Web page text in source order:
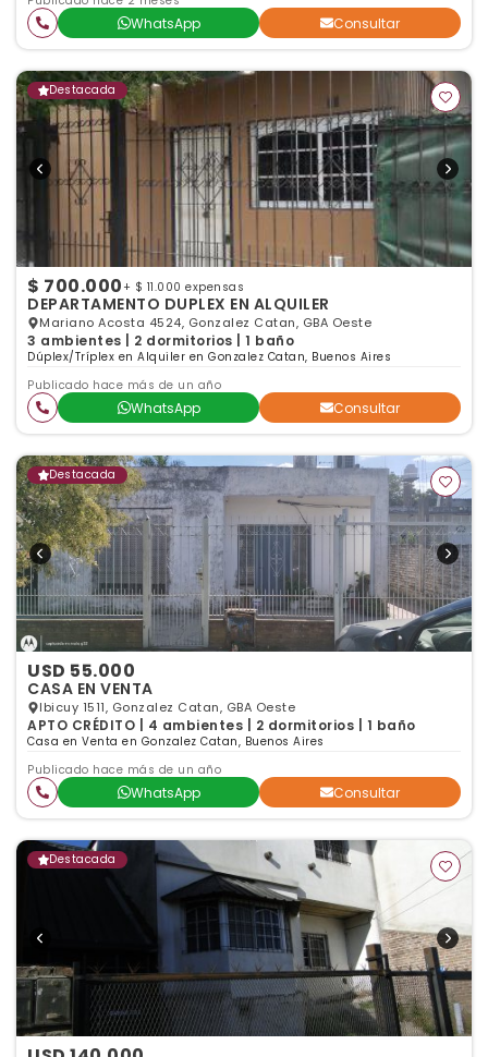
WhatsApp Consultar
Destacada
$ 700.000 + $ 11.000 expensas
DEPARTAMENTO DUPLEX EN ALQUILER
Mariano Acosta 4524, Gonzalez Catan, GBA Oeste
3 ambientes | 2 dormitorios | 1 baño
Dúplex/Tríplex en Alquiler en Gonzalez Catan, Buenos Aires
Publicado hace más de un año
WhatsApp Consultar
Destacada
USD 55.000
CASA EN VENTA
Ibicuy 1511, Gonzalez Catan, GBA Oeste
APTO CRÉDITO | 4 ambientes | 2 dormitorios | 1 baño
Casa en Venta en Gonzalez Catan, Buenos Aires
Publicado hace más de un año
WhatsApp Consultar
Destacada